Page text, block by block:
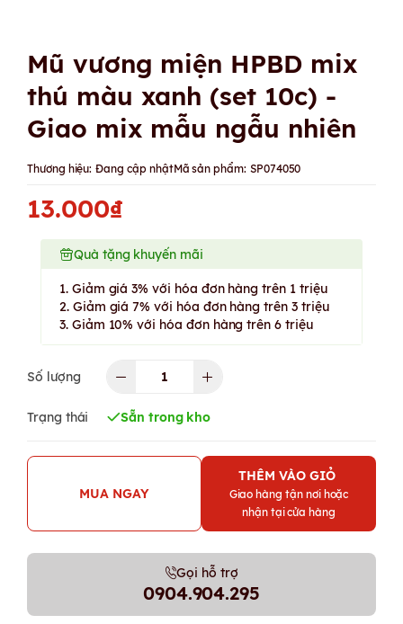
Mũ vương miện HPBD mix
thú màu xanh (set 10c) -
Giao mix mẫu ngẫu nhiên
Thương hiệu: Đang cập nhậtMã sản phẩm: SP074050
13.000₫
Quà tặng khuyến mãi
1. Giảm giá 3% với hóa đơn hàng trên 1 triệu
2. Giảm giá 7% với hóa đơn hàng trên 3 triệu
3. Giảm 10% với hóa đơn hàng trên 6 triệu
Số lượng
Trạng thái Sẵn trong kho
MUA NGAY
THÊM VÀO GIỎ
Giao hàng tận nơi hoặc
nhận tại cửa hàng
Gọi hỗ trợ
0904.904.295